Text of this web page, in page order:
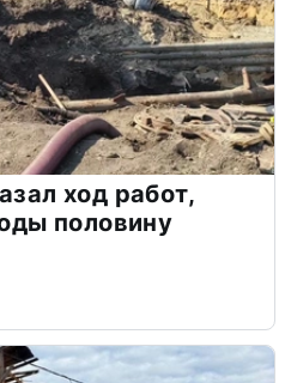
ход работ,
половину